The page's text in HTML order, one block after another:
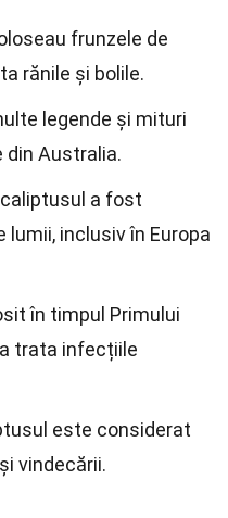
frunzele de
rănile și bolile.
legende și mituri
din Australia.
a fost
inclusiv în Europa
în timpul Primului
trata infecțiile
este considerat
vindecării.